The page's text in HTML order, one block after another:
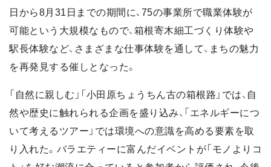
日から8月31日までの期間に、75の事業所で職業体験が
可能という大規模なもので、箱根寄木細工づくり体験や
駅長体験など、さまざまな仕事体験を通して、まちの魅力
を再発見する催しとなった。
「自然に親しむ」「小田原ちょうちん古の箱根路」では、自
然や歴史に触れられる企画を盛り込み、「エネルギーにつ
いて考えるツアー」では環境への意識を高める要素を取
り入れた。バラエティーに富んだイベントが「モノよりコ